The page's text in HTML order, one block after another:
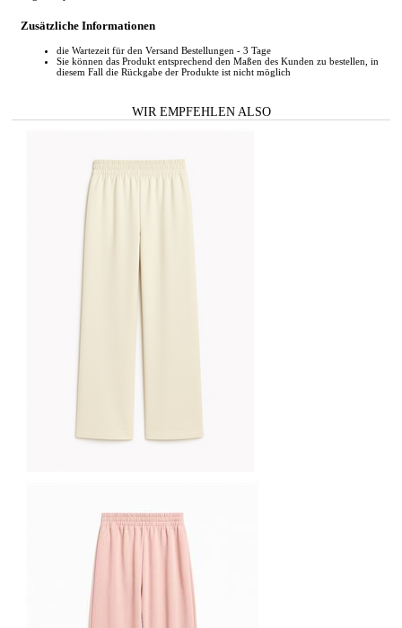
Zusätzliche Informationen
die Wartezeit für den Versand Bestellungen - 3 Tage
Sie können das Produkt entsprechend den Maßen des Kunden zu bestellen, in
diesem Fall die Rückgabe der Produkte ist nicht möglich
WIR EMPFEHLEN ALSO